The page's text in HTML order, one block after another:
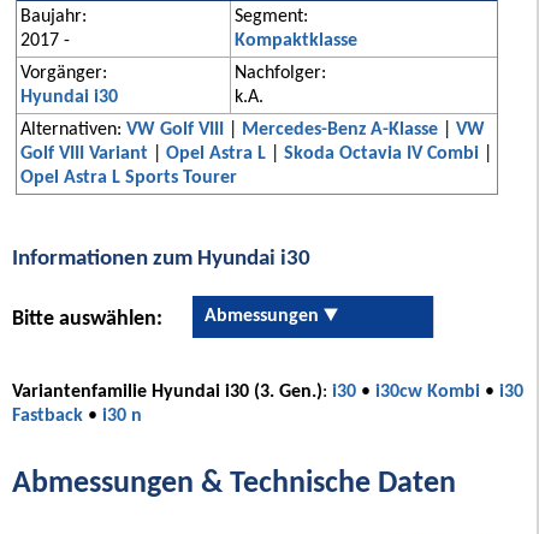
Baujahr:
2017 -
Segment:
Kompaktklasse
Vorgänger:
Hyundai i30
Nachfolger:
k.A.
Alternativen: VW Golf VIII Mercedes-Benz A-Klasse
VW
Golf VIII Variant
Opel Astra L Skoda Octavia IV Combi
Opel Astra L Sports Tourer
Informationen zum Hyundai i30
Bitte auswählen: Abmessungen
Variantenfamilie Hyundai i30 (3. Gen.): i30 • i30cw Kombi • i30
Fastback • i30 n
Abmessungen & Technische Daten